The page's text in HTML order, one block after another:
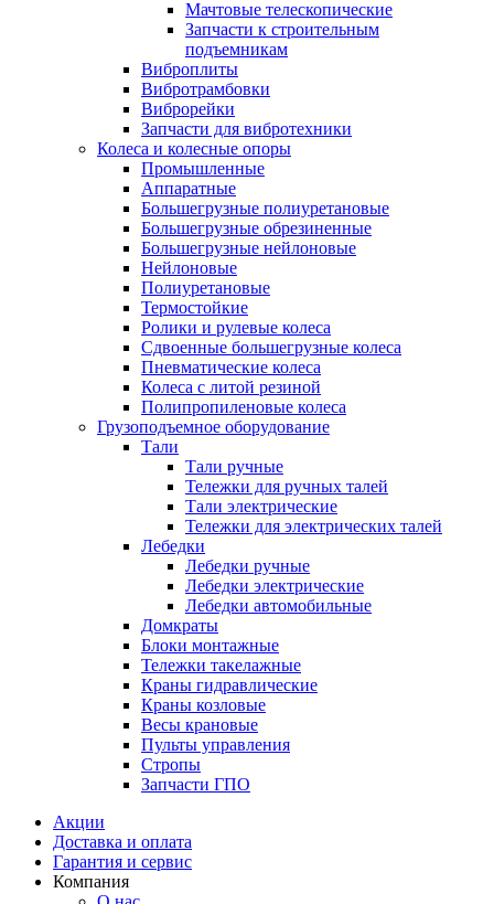
Мачтовые телескопические
Запчасти к строительным
подъемникам
Виброплиты
Вибротрамбовки
Виброрейки
Запчасти для вибротехники
Колеса и колесные опоры
Промышленные
Аппаратные
Большегрузные полиуретановые
Большегрузные обрезиненные
Большегрузные нейлоновые
Нейлоновые
Полиуретановые
Термостойкие
Ролики и рулевые колеса
Сдвоенные большегрузные колеса
Пневматические колеса
Колеса с литой резиной
Полипропиленовые колеса
Грузоподъемное оборудование
Тали
Тали ручные
Тележки для ручных талей
Тали электрические
Тележки для электрических талей
Лебедки
Лебедки ручные
Лебедки электрические
Лебедки автомобильные
Домкраты
Блоки монтажные
Тележки такелажные
Краны гидравлические
Краны козловые
Весы крановые
Пульты управления
Стропы
Запчасти ГПО
Акции
Доставка и оплата
Гарантия и сервис
Компания